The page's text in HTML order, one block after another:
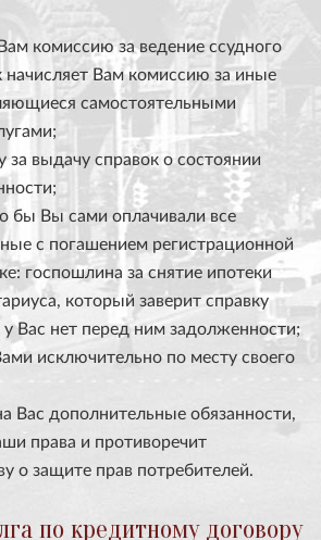
комиссию за ведение ссудного
начисляет Вам комиссию за иные
самостоятельными
за выдачу справок о состоянии
бы Вы сами оплачивали все
с погашением регистрационной
госпошлина за снятие ипотеки
который заверит справку
у Вас нет перед ним задолженности;
исключительно по месту своего
Вас дополнительные обязанности,
права и противоречит
о защите прав потребителей.
по кредитному договору